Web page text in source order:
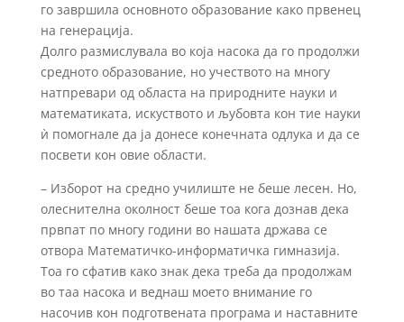
го завршила основното образование како првенец
на генерација.
Долго размислувала во која насока да го продолжи
средното образование, но учеството на многу
натпревари од областа на природните науки и
математиката, искуството и љубовта кон тие науки
ѝ помогнале да ја донесе конечната одлука и да се
посвети кон овие области.
– Изборот на средно училиште не беше лесен. Но,
олеснителна околност беше тоа кога дознав дека
првпат по многу години во нашата држава се
отвора Математичко-информатичка гимназија.
Тоа го сфатив како знак дека треба да продолжам
во таа насока и веднаш моето внимание го
насочив кон подготвената програма и наставните